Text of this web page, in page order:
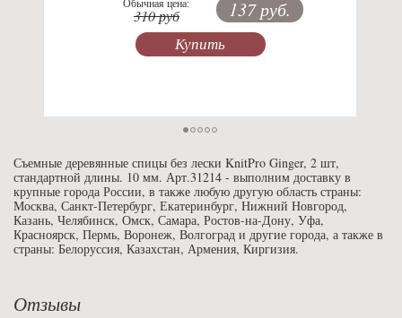
Обычная цена:
310 руб 137 руб.
Купить
Съемные деревянные спицы без лески KnitPro Ginger, 2 шт,
стандартной длины. 10 мм. Арт.31214 - выполним доставку в
крупные города России, в также любую другую область страны:
Москва, Санкт-Петербург, Екатеринбург, Нижний Новгород,
Казань, Челябинск, Омск, Самара, Ростов-на-Дону, Уфа,
Красноярск, Пермь, Воронеж, Волгоград и другие города, а также в
страны: Белоруссия, Казахстан, Армения, Киргизия.
Отзывы